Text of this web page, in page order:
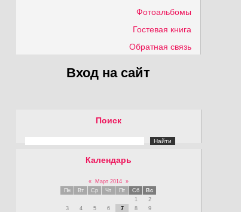
Фотоальбомы
Гостевая книга
Обратная связь
Вход на сайт
Поиск
Календарь
« Март 2014
»
Пн
Вт Ср Чт Пт Сб
Вс
1
2
3
4 5 6 7 8
9